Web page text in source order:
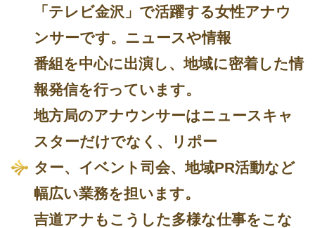
「テレビ金沢」で活躍する女性アナウ
ンサーです。ニュースや情報
番組を中心に出演し、地域に密着した情
報発信を行っています。
地方局のアナウンサーはニュースキャ
スターだけでなく、リポー
ター、イベント司会、地域PR活動など
幅広い業務を担います。
吉道アナもこうした多様な仕事をこな